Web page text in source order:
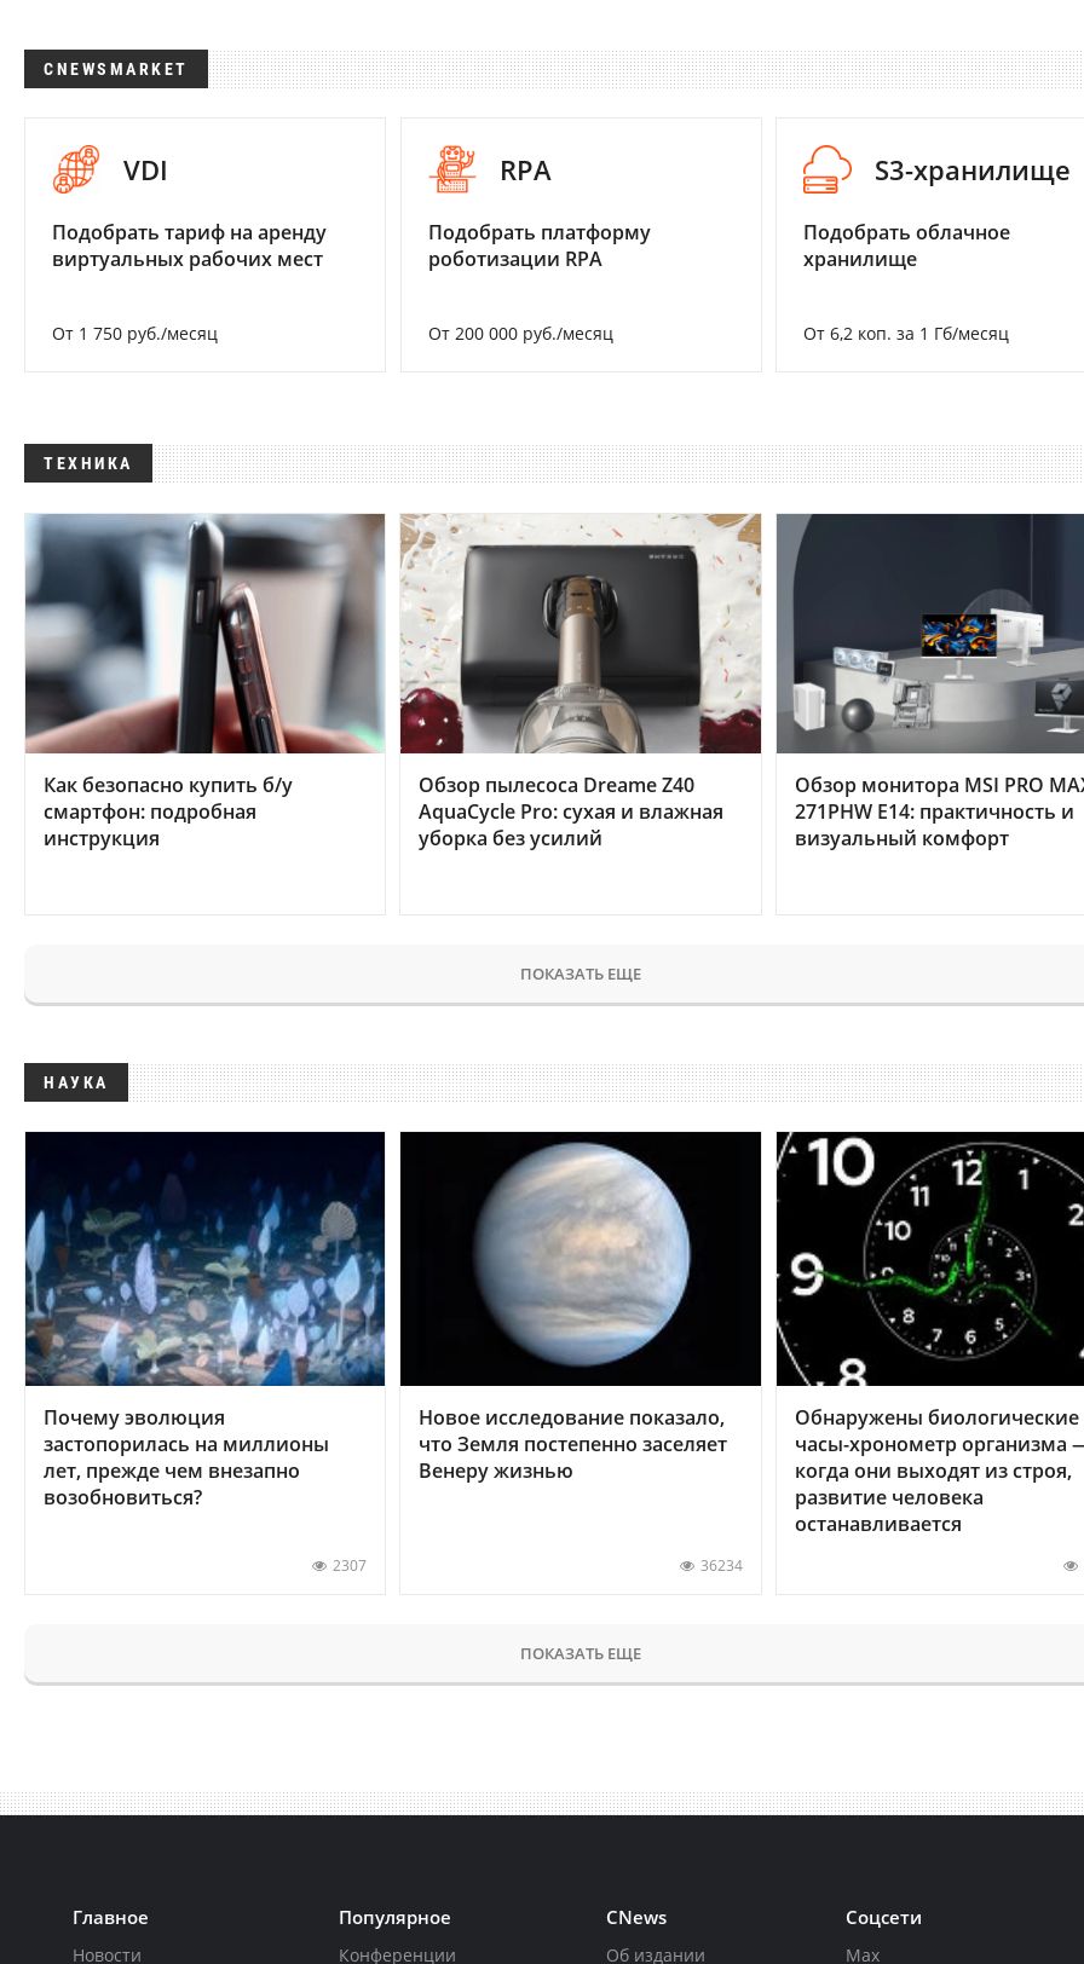
CNEWSMARKET
VDI
Подобрать тариф на аренду
виртуальных рабочих мест
От 1 750 руб./месяц
RPA
Подобрать платформу
роботизации RPA
От 200 000 руб./месяц
S3-хранилище
Подобрать облачное
хранилище
От 6,2 коп. за 1 Гб/месяц
ТЕХНИКА
Как безопасно купить б/у
смартфон: подробная
инструкция
Обзор пылесоса Dreame Z40
AquaCycle Pro: сухая и влажная
уборка без усилий
Обзор монитора MSI PRO
271PHW E14: практичность и
визуальный комфорт
ПОКАЗАТЬ ЕЩЕ
НАУКА
Почему эволюция
застопорилась на миллионы
лет, прежде чем внезапно
возобновиться?
2307
Новое исследование показало,
что Земля постепенно заселяет
Венеру жизнью
36234
Обнаружены биологические
часы-хронометр организма
когда они выходят из строя,
развитие человека
останавливается
ПОКАЗАТЬ ЕЩЕ
Главное
Новости
Популярное
Конференции
CNews
Об издании
Соцсети
Max